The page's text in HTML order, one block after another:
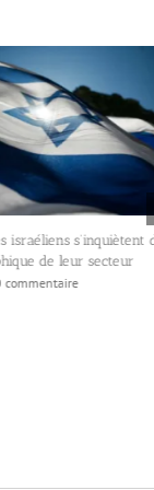
israéliens s’inquiètent
de leur secteur
commentaire